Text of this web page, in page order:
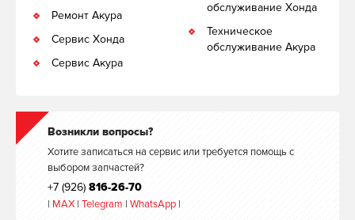
Ремонт Акура
Сервис Хонда
Сервис Акура
обслуживание Хонда
Техническое
обслуживание Акура
Возникли вопросы?
Хотите записаться на сервис или требуется помощь с
выбором запчастей?
+7 (926) 816-26-70
| MAX | Telegram | WhatsApp |